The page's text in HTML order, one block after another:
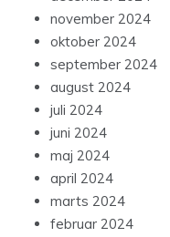
november 2024
oktober 2024
september 2024
august 2024
juli 2024
juni 2024
maj 2024
april 2024
marts 2024
februar 2024